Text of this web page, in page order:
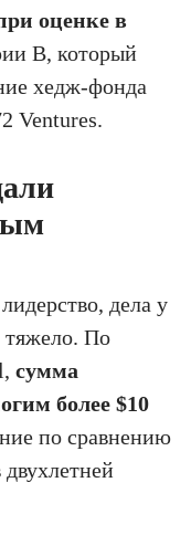
оценке в
B, который
хедж-фонда
Ventures.
дела у
тяжело. По
сумма
более $10
по сравнению